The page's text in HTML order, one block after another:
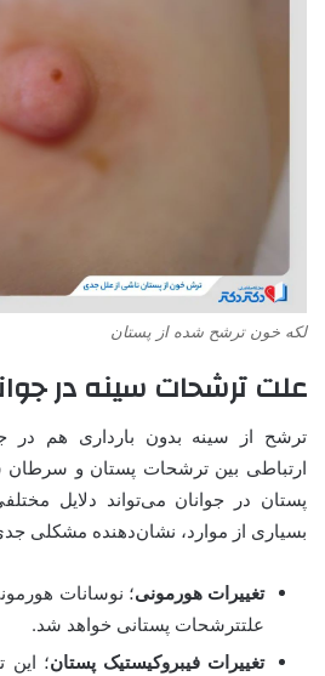
لکه خون ترشح‌ شده از پستان
علت ترشحات سینه در
ترشح از سینه بدون بارداری هم در
ارتباطی بین ترشحات پستان و سرطان
پستان در جوانان می‌تواند دلایل
بسیاری از موارد، نشان‌دهنده مشکلی
تغییرات هورمونی؛ نوسانات
علتترشحات پستانی خواهد شد.
تغییرات فیبروکیستیک پستان؛ این